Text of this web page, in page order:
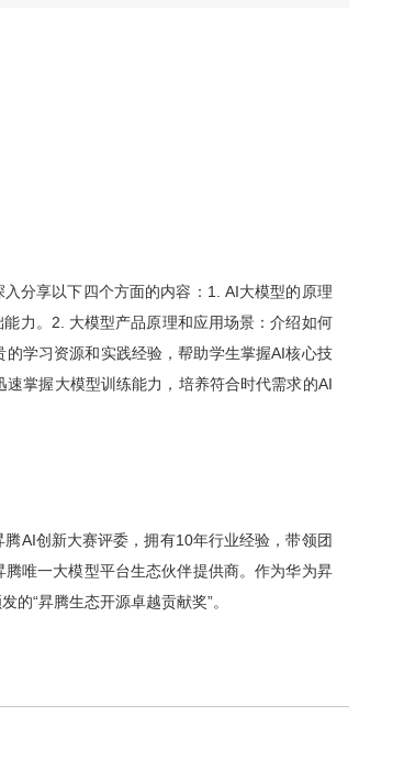
分享以下四个方面的内容：1. AI大模型的原理
力。2. 大模型产品原理和应用场景：介绍如何
学习资源和实践经验，帮助学生掌握AI核心技
掌握大模型训练能力，培养符合时代需求的AI
AI创新大赛评委，拥有10年行业经验，带领团
唯一大模型平台生态伙伴提供商。作为华为昇
“昇腾生态开源卓越贡献奖”。